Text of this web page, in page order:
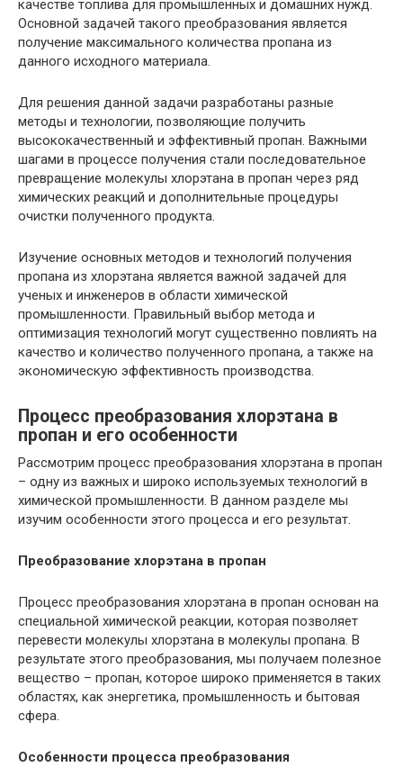
качестве топлива для промышленных и домашних нужд.
Основной задачей такого преобразования является
получение максимального количества пропана из
данного исходного материала.
Для решения данной задачи разработаны разные
методы и технологии, позволяющие получить
высококачественный и эффективный пропан. Важными
шагами в процессе получения стали последовательное
превращение молекулы хлорэтана в пропан через ряд
химических реакций и дополнительные процедуры
очистки полученного продукта.
Изучение основных методов и технологий получения
пропана из хлорэтана является важной задачей для
ученых и инженеров в области химической
промышленности. Правильный выбор метода и
оптимизация технологий могут существенно повлиять на
качество и количество полученного пропана, а также на
экономическую эффективность производства.
Процесс преобразования хлорэтана в
пропан и его особенности
Рассмотрим процесс преобразования хлорэтана в пропан
– одну из важных и широко используемых технологий в
химической промышленности. В данном разделе мы
изучим особенности этого процесса и его результат.
Преобразование хлорэтана в пропан
Процесс преобразования хлорэтана в пропан основан на
специальной химической реакции, которая позволяет
перевести молекулы хлорэтана в молекулы пропана. В
результате этого преобразования, мы получаем полезное
вещество – пропан, которое широко применяется в таких
областях, как энергетика, промышленность и бытовая
сфера.
Особенности процесса преобразования